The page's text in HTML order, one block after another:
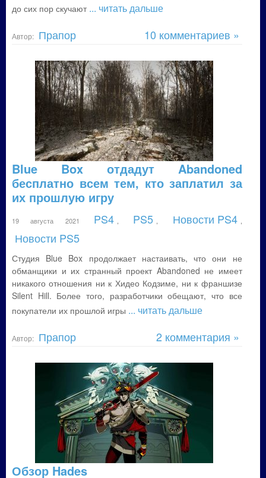
до сих пор скучают ... читать дальше
Автор: Прапор 10 комментариев »
Blue Box отдадут Abandoned
бесплатно всем тем, кто заплатил за
их прошлую игру
19 августа 2021 PS4 PS5 Новости PS4
Новости PS5
Студия Blue Box продолжает настаивать, что они не
обманщики и их странный проект Abandoned не имеет
никакого отношения ни к Хидео Кодзиме, ни к франшизе
Silent Hill. Более того, разработчики обещают, что все
покупатели их прошлой игры ... читать дальше
Автор: Прапор 2 комментария »
Обзор Hades